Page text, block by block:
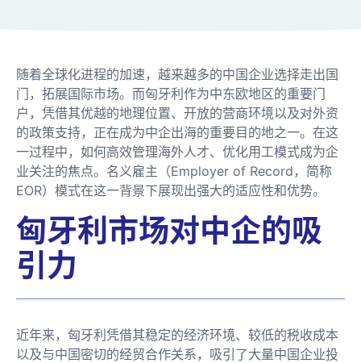
随着全球化进程的加速，越来越多的中国企业选择走出国
门，拓展国际市场。而匈牙利作为中东欧地区的重要门
户，凭借其优越的地理位置、开放的营商环境以及对外资
的政策支持，正在成为中企出海的重要目的地之一。在这
一过程中，如何高效管理海外人才、优化用工模式成为企
业关注的焦点。名义雇主（Employer of Record，简称
EOR）模式在这一背景下展现出强大的适应性和优势。
匈牙利市场对中企的吸
引力
近年来，匈牙利凭借其稳定的经济环境、较低的税收成本
以及与中国密切的经贸合作关系，吸引了大量中国企业投